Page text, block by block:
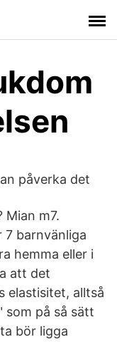
påverka det
Mian m7.
7 barnvänliga
hemma eller i
att det
elastisitet, alltså
som på så sätt
bör ligga